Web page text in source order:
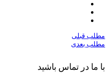
مطلب قبلی
مطلب بعدی
با ما در تماس باشید